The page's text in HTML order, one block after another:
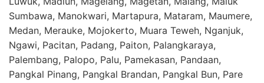
Sumbawa, Manokwari, Martapura, Mataram, Maumere,
Medan, Merauke, Mojokerto, Muara Teweh, Nganjuk,
Ngawi, Pacitan, Padang, Paiton, Palangkaraya,
Palembang, Palopo, Palu, Pamekasan, Pandaan,
Pangkal Pinang, Pangkal Brandan, Pangkal Bun, Pare